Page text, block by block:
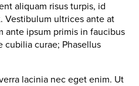
aliquam risus turpis, id
Vestibulum ultrices ante at
ipsum primis in faucibus
curae; Phasellus
lacinia nec eget enim. Ut